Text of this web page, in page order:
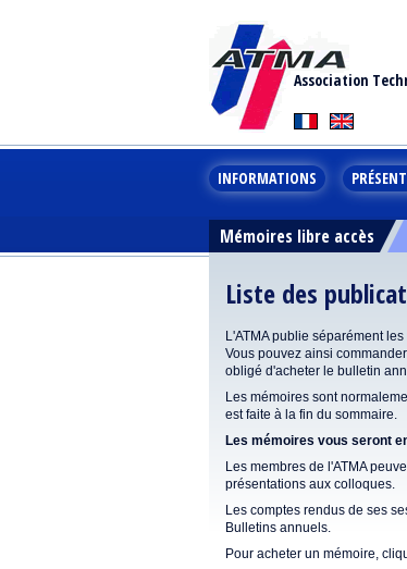
Association
INFORMATIONS
Mémoires libre accès
Liste des
L'ATMA publie séparément
Vous pouvez ainsi
obligé d'acheter le bulletin
Les mémoires sont
est faite à la fin du sommaire.
Les mémoires vous seront
Les membres de l'ATMA
présentations aux colloques.
Les comptes rendus de ses
Bulletins annuels.
Pour acheter un mémoire,